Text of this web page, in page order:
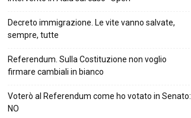
Decreto immigrazione. Le vite vanno salvate,
sempre, tutte
Referendum. Sulla Costituzione non voglio
firmare cambiali in bianco
Voterò al Referendum come ho votato in Senato:
NO